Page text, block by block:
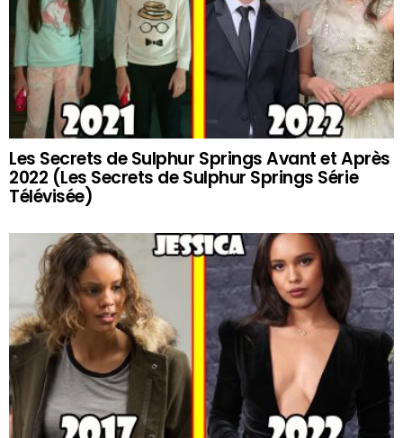
Les Secrets de Sulphur Springs Avant et Après
2022 (Les Secrets de Sulphur Springs Série
Télévisée)